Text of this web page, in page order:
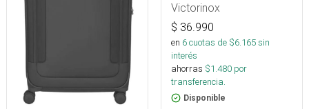
Victorinox
$ 36.990
en 6cuotas de $6.165sin
interés
ahorras $1.480 por
transferencia.
Disponible